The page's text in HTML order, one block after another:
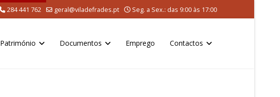
284 441 762 geral@viladefrades.pt Seg. a Sex.: das 9:00 às 17:00
Património Documentos Emprego Contactos